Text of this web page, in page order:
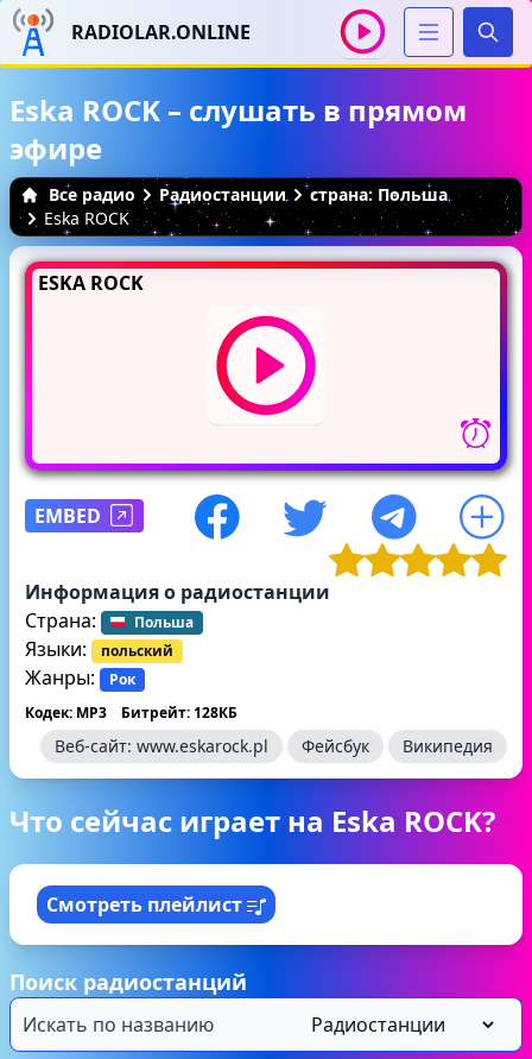
RADIOLAR.ONLINE
Eska ROCK – слушать в прямом
эфире
Все радио Радиостанции
страна: Польша
Eska ROCK
ESKA ROCK
EMBED
Информация о радиостанции
Страна:
Польша
Языки: польский
Жанры:
Рок
Кодек: MP3
Битрейт: 128КБ
Веб-сайт: www.eskarock.pl Фейсбук Википедия
Что сейчас играет на Eska ROCK?
Смотреть плейлист
Поиск радиостанций